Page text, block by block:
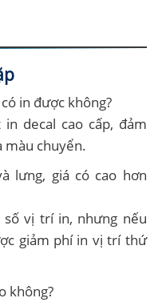
in được không?
decal cao cấp, đảm
màu chuyển.
lưng, giá có cao hơn
số vị trí in, nhưng nếu
giảm phí in vị trí thứ
không?